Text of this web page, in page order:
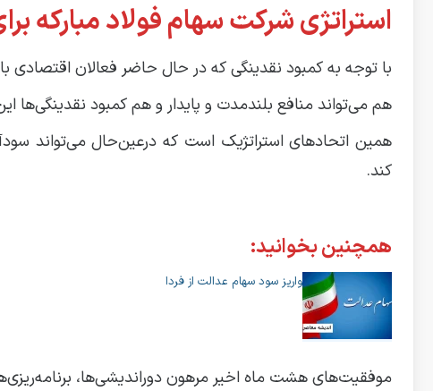
استراتژی شرکت سهام فولاد مبارکه
با توجه به کمبود نقدینگی که در حال حاضر فعالان اقتصادی
هم می‌تواند منافع بلندمدت و پایدار و هم کمبود نقدینگی‌ها
همین اتحادهای استراتژیک است که درعین‌حال می‌تواند
کند.
همچنین بخوانید:
واریز سود سهام عدالت از فردا
موفقیت‌های هشت ماه اخیر مرهون دوراندیشی‌ها،